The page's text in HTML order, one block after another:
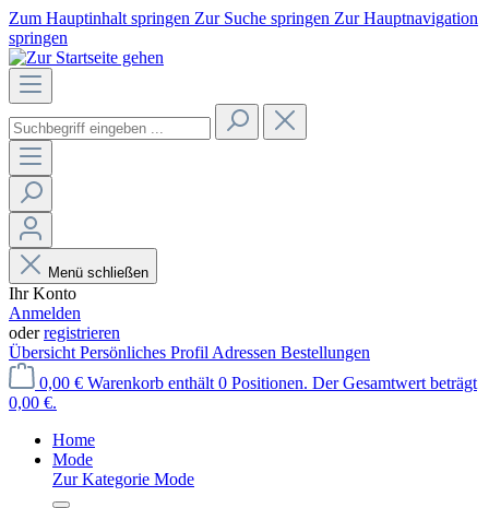
Zum Hauptinhalt springen Zur Suche springen Zur Hauptnavigation
springen
Menü schließen
Ihr Konto
Anmelden
oderregistrieren
Übersicht Persönliches Profil Adressen Bestellungen
0,00 € Warenkorb enthält 0 Positionen. Der Gesamtwert beträgt
0,00 €.
Home
Mode
Zur Kategorie Mode